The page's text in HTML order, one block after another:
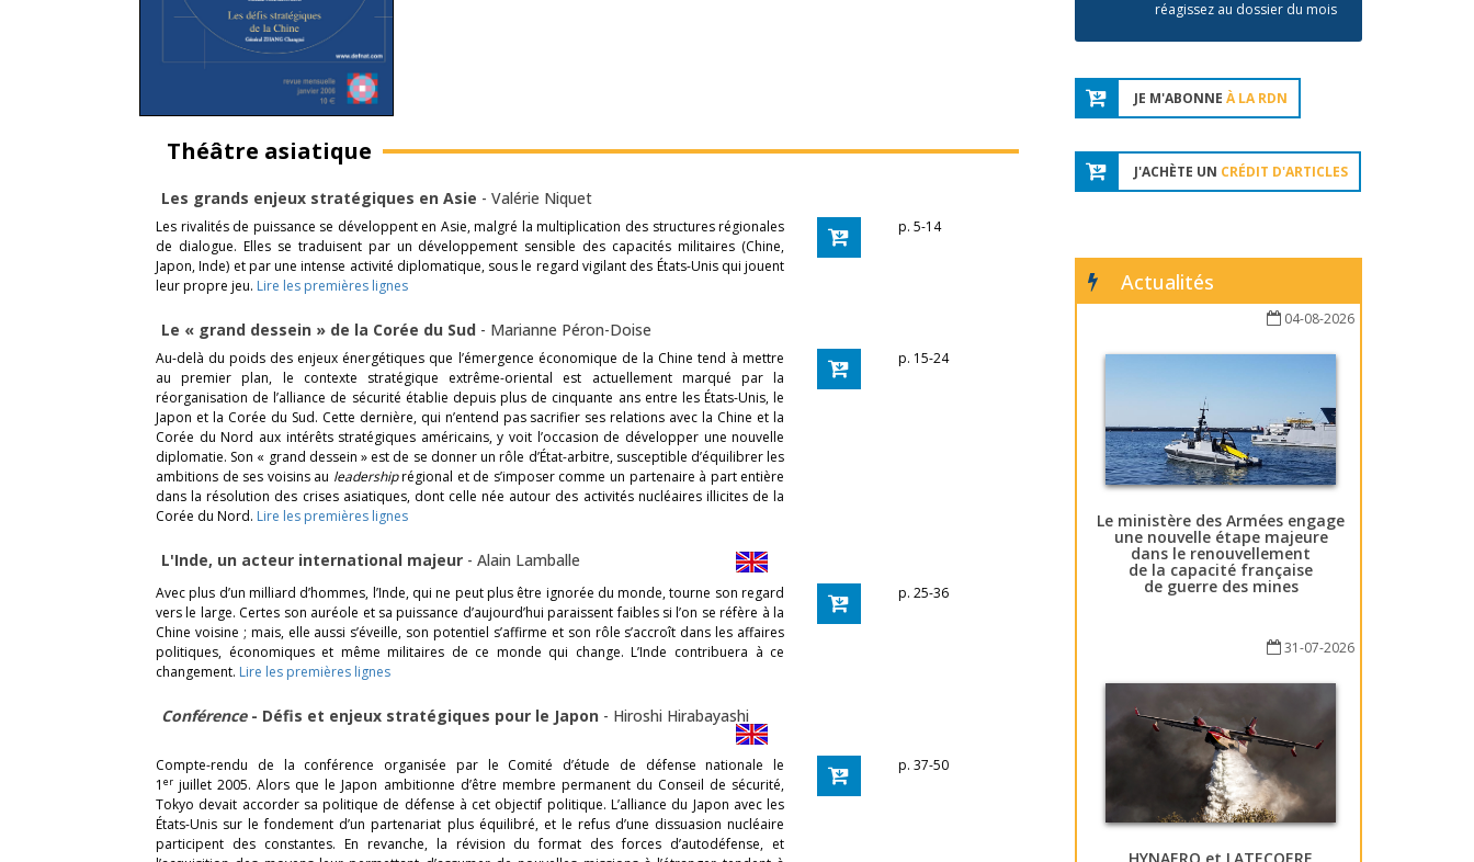
Théâtre asiatique
Les grands enjeux stratégiques en Asie - Valérie Niquet
Les rivalités de puissance se développent en Asie, malgré la multiplication des structures régionales
de dialogue. Elles se traduisent par un développement sensible des capacités militaires (Chine,
Japon, Inde) et par une intense activité diplomatique, sous le regard vigilant des États-Unis qui jouent
leur propre jeu. Lire les premières lignes
p. 5-14
Le « grand dessein » de la Corée du Sud - Marianne Péron-Doise
Au-delà du poids des enjeux énergétiques que l’émergence économique de la Chine tend à mettre
au premier plan, le contexte stratégique extrême-oriental est actuellement marqué par la
réorganisation de l’alliance de sécurité établie depuis plus de cinquante ans entre les États-Unis, le
Japon et la Corée du Sud. Cette dernière, qui n’entend pas sacrifier ses relations avec la Chine et la
Corée du Nord aux intérêts stratégiques américains, y voit l’occasion de développer une nouvelle
diplomatie. Son « grand dessein » est de se donner un rôle d’État-arbitre, susceptible d’équilibrer les
ambitions de ses voisins au leadershiprégional et de s’imposer comme un partenaire à part entière
dans la résolution des crises asiatiques, dont celle née autour des activités nucléaires illicites de la
Corée du Nord. Lire les premières lignes
p. 15-24
L'Inde, un acteur international majeur - Alain Lamballe
Avec plus d’un milliard d’hommes, l’Inde, qui ne peut plus être ignorée du monde, tourne son regard
vers le large. Certes son auréole et sa puissance d’aujourd’hui paraissent faibles si l’on se réfère à la
Chine voisine ; mais, elle aussi s’éveille, son potentiel s’affirme et son rôle s’accroît dans les affaires
politiques, économiques et même militaires de ce monde qui change. L’Inde contribuera à ce
changement. Lire les premières lignes
p. 25-36
Conférence - Défis et enjeux stratégiques pour le Japon - Hiroshi Hirabayashi
Compte-rendu de la conférence organisée par le Comité d’étude de défense nationale le
1 er juillet 2005. Alors que le Japon ambitionne d’être membre permanent du Conseil de sécurité,
Tokyo devait accorder sa politique de défense à cet objectif politique. L’alliance du Japon avec les
États-Unis sur le fondement d’un partenariat plus équilibré, et le refus d’une dissuasion nucléaire
participent des constantes. En revanche, la révision du format des forces d’autodéfense, et
p. 37-50
réagissez au dossier du mois
JE M'ABONNE À LA RDN
J'ACHÈTE UN CRÉDIT D'ARTICLES
Actualités
04-08-2026
Le ministère des Armées engage
une nouvelle étape majeure
dans le renouvellement
de la capacité française
de guerre des mines
31-07-2026